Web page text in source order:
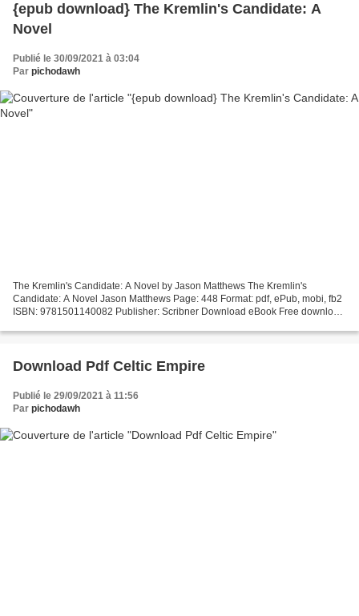
{epub download} The Kremlin's Candidate: A
Novel
Publié le 30/09/2021 à 03:04
Par pichodawh
The Kremlin's Candidate: A Novel by Jason Matthews The Kremlin's
Candidate: A Novel Jason Matthews Page: 448 Format: pdf, ePub, mobi, fb2
ISBN: 9781501140082 Publisher: Scribner Download eBook Free download
Download Pdf Celtic Empire
Publié le 29/09/2021 à 11:56
Par pichodawh